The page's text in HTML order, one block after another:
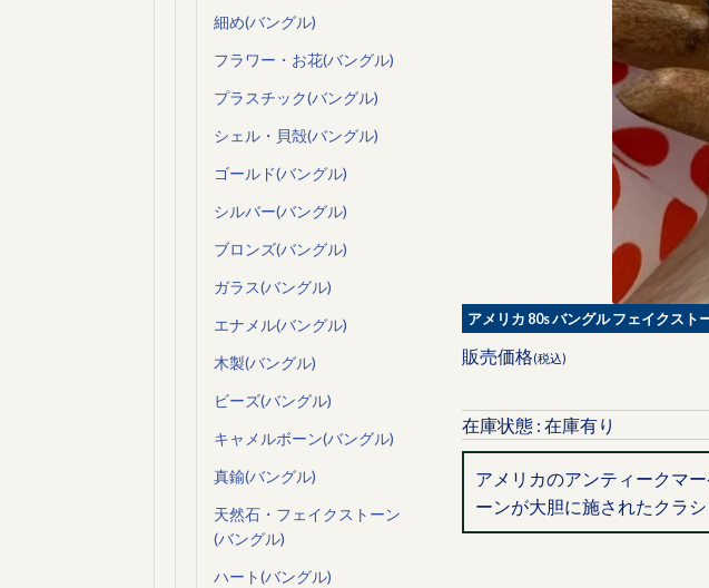
アメリカ 80s バングル フェイクスト
販売価格(税込)
在庫状態 : 在庫有り
アメリカのアンティークマ
ーンが大胆に施されたクラ
細め(バングル)
フラワー・お花(バングル)
プラスチック(バングル)
シェル・貝殻(バングル)
ゴールド(バングル)
シルバー(バングル)
ブロンズ(バングル)
ガラス(バングル)
エナメル(バングル)
木製(バングル)
ビーズ(バングル)
キャメルボーン(バングル)
真鍮(バングル)
天然石・フェイクストーン
(バングル)
ハート(バングル)